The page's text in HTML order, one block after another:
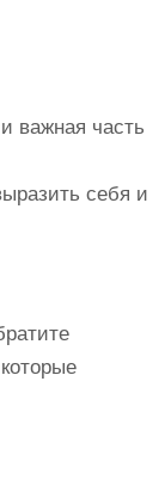
важная часть
себя и